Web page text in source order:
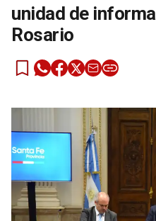
unidad de
Rosario